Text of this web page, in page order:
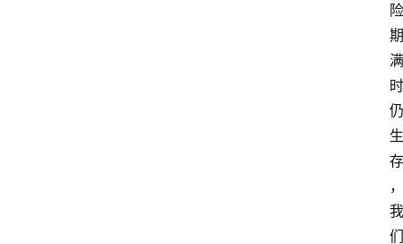
险
期
满
时
仍
生
存
，
我
们